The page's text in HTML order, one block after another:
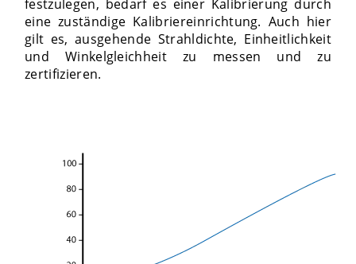
festzulegen, bedarf es einer Kalibrierung durch
eine zuständige Kalibriereinrichtung. Auch hier
gilt es, ausgehende Strahldichte, Einheitlichkeit
und Winkelgleichheit zu messen und zu
zertifizieren.